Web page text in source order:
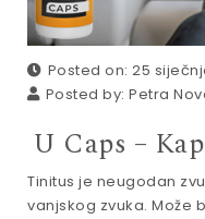
Posted on: 25
Posted by: Petra
U Caps –
Tinitus je neugodan
vanjskog zvuka. Može